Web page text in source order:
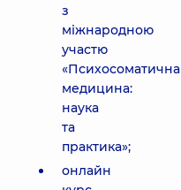
з
міжнародною
участю
«Психосоматична
медицина:
наука
та
практика»;
онлайн